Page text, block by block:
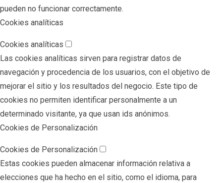
pueden no funcionar correctamente.
Cookies analíticas
Cookies analíticas
Las cookies analíticas sirven para registrar datos de
navegación y procedencia de los usuarios, con el objetivo de
mejorar el sitio y los resultados del negocio. Este tipo de
cookies no permiten identificar personalmente a un
determinado visitante, ya que usan ids anónimos.
Cookies de Personalización
Cookies de Personalización
Estas cookies pueden almacenar información relativa a
elecciones que ha hecho en el sitio, como el idioma, para